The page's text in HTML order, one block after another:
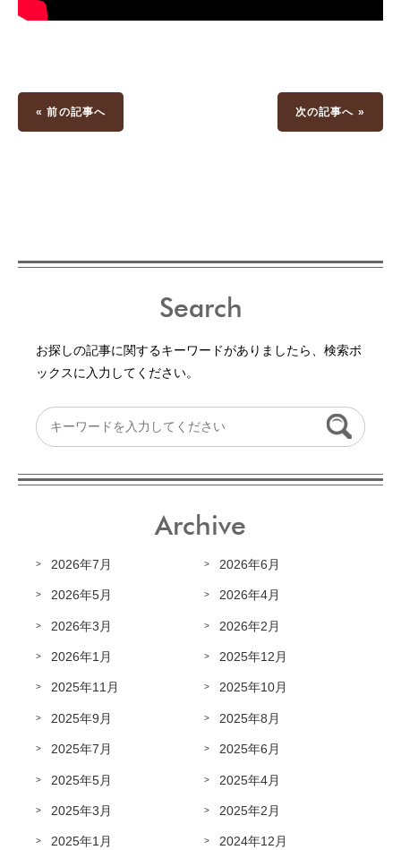
« 前の記事へ 次の記事へ »
Search
お探しの記事に関するキーワードがありましたら、検索ボ
ックスに入力してください。
Archive
2026年7月 2026年6月
2026年5月 2026年4月
2026年3月 2026年2月
2026年1月 2025年12月
2025年11月 2025年10月
2025年9月 2025年8月
2025年7月 2025年6月
2025年5月 2025年4月
2025年3月 2025年2月
2025年1月 2024年12月